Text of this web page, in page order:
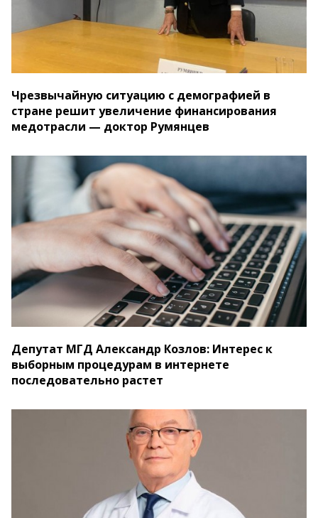
Чрезвычайную ситуацию с демографией в
стране решит увеличение финансирования
медотрасли — доктор Румянцев
Депутат МГД Александр Козлов: Интерес к
выборным процедурам в интернете
последовательно растет